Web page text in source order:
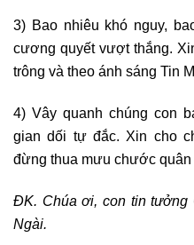
3) Bao nhiêu khó nguy,
cương quyết vượt thắng.
trông và theo ánh sáng Tin
4) Vây quanh chúng con
gian dối tự đắc. Xin cho
đừng thua mưu chước quân
ĐK. Chúa ơi, con tin tưởng
Ngài.